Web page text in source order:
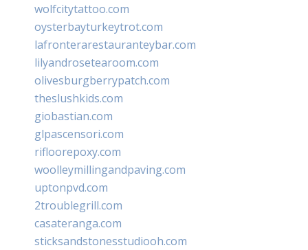
wolfcitytattoo.com
oysterbayturkeytrot.com
lafronterarestauranteybar.com
lilyandrosetearoom.com
olivesburgberrypatch.com
theslushkids.com
giobastian.com
glpascensori.com
rifloorepoxy.com
woolleymillingandpaving.com
uptonpvd.com
2troublegrill.com
casateranga.com
sticksandstonesstudiooh.com